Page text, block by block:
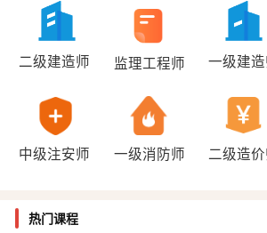
监理工程师
二级建造师 一级建造
中级注安师 一级消防师 二级造价
热门课程